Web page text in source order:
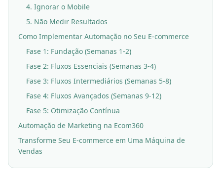
4. Ignorar o Mobile
5. Não Medir Resultados
Como Implementar Automação no Seu E-commerce
Fase 1: Fundação (Semanas 1-2)
Fase 2: Fluxos Essenciais (Semanas 3-4)
Fase 3: Fluxos Intermediários (Semanas 5-8)
Fase 4: Fluxos Avançados (Semanas 9-12)
Fase 5: Otimização Contínua
Automação de Marketing na Ecom360
Transforme Seu E-commerce em Uma Máquina de
Vendas